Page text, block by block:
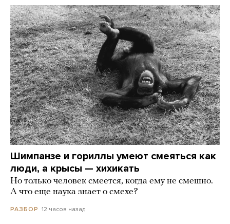
Шимпанзе и гориллы умеют смеяться как
люди, а крысы — хихикать
Но только человек смеется, когда ему не смешно.
А что еще наука знает о смехе?
РАЗБОР 12 часов назад